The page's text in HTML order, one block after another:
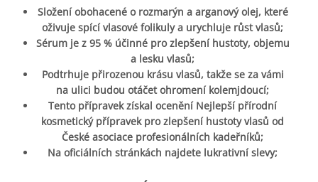
Složení obohacené o rozmarýn a arganový olej, které
oživuje spící vlasové folikuly a urychluje růst vlasů;
Sérum je z 95 % účinné pro zlepšení hustoty, objemu
a lesku vlasů;
Podtrhuje přirozenou krásu vlasů, takže se za vámi
na ulici budou otáčet ohromení kolemjdoucí;
Tento přípravek získal ocenění Nejlepší přírodní
kosmetický přípravek pro zlepšení hustoty vlasů od
České asociace profesionálních kadeřníků;
Na oficiálních stránkách najdete lukrativní slevy;